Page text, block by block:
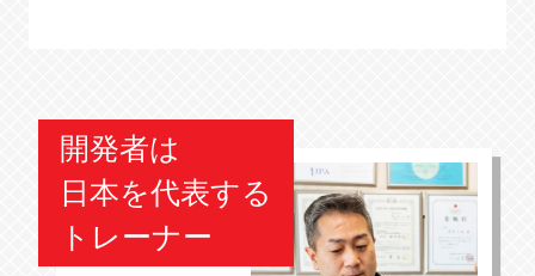
開発者は
日本を代表する
トレーナー